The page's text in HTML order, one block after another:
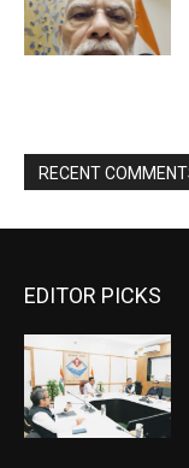
EDITOR PICKS